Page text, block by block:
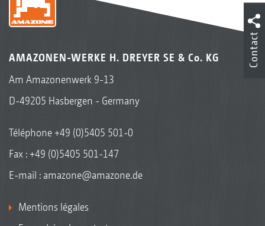
AMAZONEN-WERKE H. DREYER SE & Co. KG
Am Amazonenwerk 9-13
D-49205 Hasbergen - Germany
Téléphone+49 (0)5405 501-0
Fax : +49 (0)5405 501-147
E-mail : amazone@amazone.de
Mentions légales
Contact